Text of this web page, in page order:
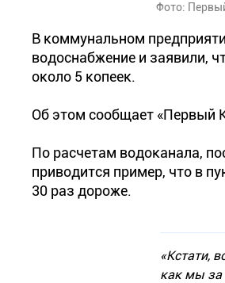
Фото:
В коммунальном
водоснабжение и заявили,
около 5 копеек.
Об этом сообщает «Первый
По расчетам водоканала,
приводится пример, что в
30 раз дороже.
«Кстати,
как мы за